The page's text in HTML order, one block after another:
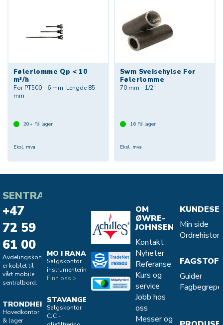
Følerlomme Qp < 10
m³/h
For PT500 - 6 mm, Lengde 85
mm
20+ På lager
Eksl. mva
Swm Sveisehylse For
Følerlomme
70 mm - 1/2"
16 På lager
Eksl. mva
SENTRALBORD
+47
72 59
61 00
Avdelingskontorene
er koblet til
vårt mobile
sentralbord.
TRONDHEIM
Hovedkontor
& lager
MO I RANA
Salgskontor
instrumentering
Finn oss >
STAVANGER
Salgskontor
CJC -
OM
ØWRE-
JOHNSEN
Kontakt
Nyheter
Referanse
Kurs og
service
Jobb hos
oss
Messer og
Min side
Guider